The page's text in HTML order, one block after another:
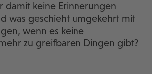
damit keine Erinnerungen
was geschieht umgekehrt mit
wenn es keine
zu greifbaren Dingen gibt?